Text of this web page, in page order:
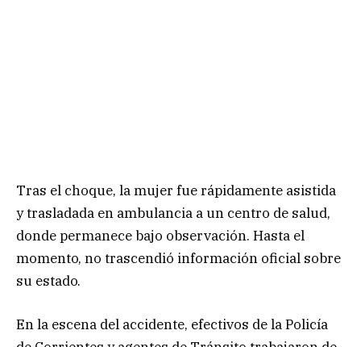
Tras el choque, la mujer fue rápidamente asistida
y trasladada en ambulancia a un centro de salud,
donde permanece bajo observación. Hasta el
momento, no trascendió información oficial sobre
su estado.
En la escena del accidente, efectivos de la Policía